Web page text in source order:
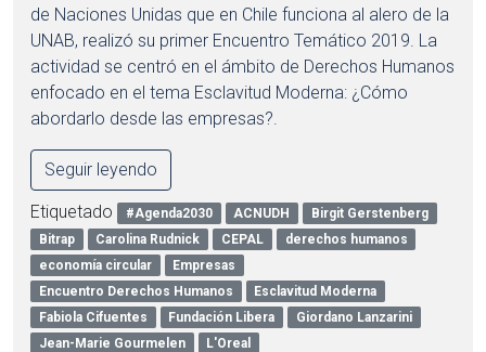
de Naciones Unidas que en Chile funciona al alero de la
UNAB, realizó su primer Encuentro Temático 2019. La
actividad se centró en el ámbito de Derechos Humanos
enfocado en el tema Esclavitud Moderna: ¿Cómo
abordarlo desde las empresas?.
Seguir leyendo
Etiquetado #Agenda2030 ACNUDH
Birgit Gerstenberg
Bitrap
Carolina Rudnick CEPAL
derechos humanos
economía circular
Empresas
Encuentro Derechos Humanos
Esclavitud Moderna
Fabiola Cifuentes
Fundación Libera
Giordano Lanzarini
Jean-Marie Gourmelen
L'Oreal